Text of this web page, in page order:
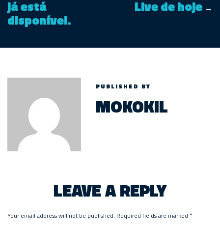
já está
disponível.
Live de hoje →
PUBLISHED BY
MOKOKIL
LEAVE A REPLY
Your email address will not be published. Required fields are marked *